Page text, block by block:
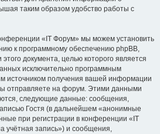
таким образом удобство работы с
«IT Форум» мы можем установить
к программному обеспечению phpBB,
документа, целью которого является
исключительно программным
источником получения вашей информации
отправляете на форум. Этими данными
следующие данные: сообщения,
Гостя (в дальнейшем «анонимные
при регистрации в конференции «IT
запись») и сообщения,